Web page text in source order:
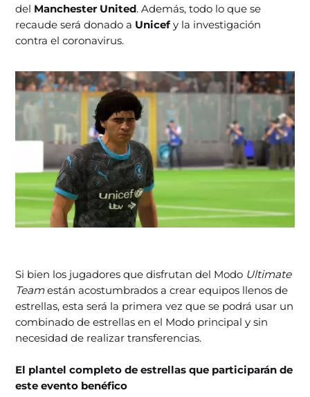
del Manchester United. Además, todo lo que se
recaude será donado a Unicefy la investigación
contra el coronavirus.
Si bien los jugadores que disfrutan del Modo Ultimate
Teamestán acostumbrados a crear equipos llenos de
estrellas, esta será la primera vez que se podrá usar un
combinado de estrellas en el Modo principal y sin
necesidad de realizar transferencias.
El plantel completo de estrellas que participarán de
este evento benéfico